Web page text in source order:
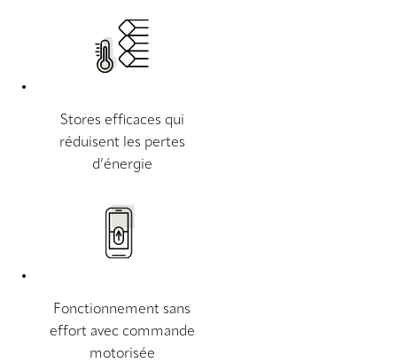
Stores efficaces qui
réduisent les pertes
d’énergie
Fonctionnement sans
effort avec commande
motorisée